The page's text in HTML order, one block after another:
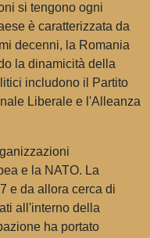
si tengono ogni
è caratterizzata da
decenni, la Romania
la dinamicità della
includono il Partito
Liberale e l'Alleanza
e la NATO. La
e da allora cerca di
all'interno della
ha portato